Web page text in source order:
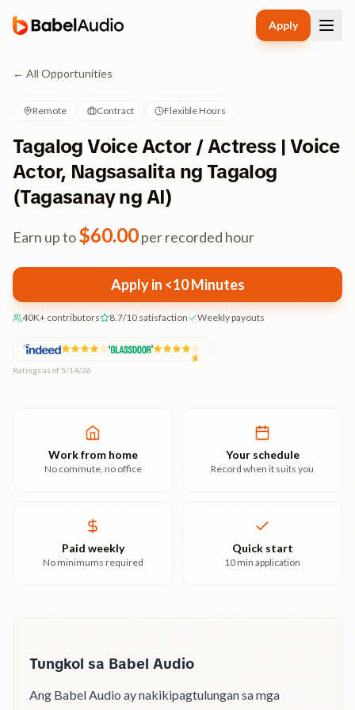
Apply
← All Opportunities
Remote Contract Flexible Hours
Tagalog Voice Actor / Actress | Voice
Actor, Nagsasalita ng Tagalog
(Tagasanay ng AI)
Earn up to$60.00per recorded hour
Apply in <10 Minutes
40K+ contributors 8.7/10 satisfaction Weekly payouts
Ratings as of 5/14/26
Work from home
No commute, no office
Your schedule
Record when it suits you
Paid weekly
No minimums required
Quick start
10 min application
Tungkol sa Babel Audio
Ang Babel Audio ay nakikipagtulungan sa mga